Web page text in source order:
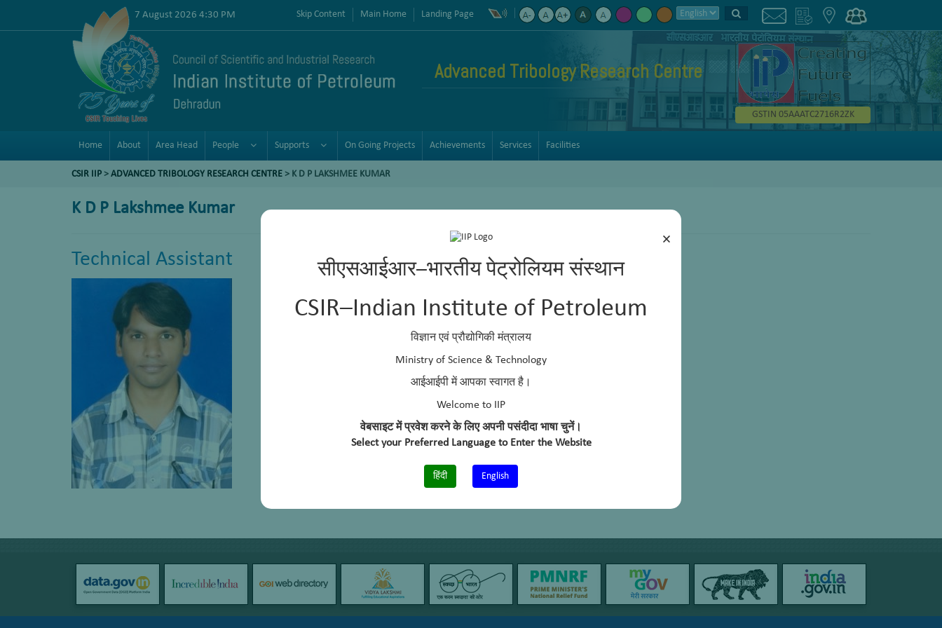
×
सीएसआईआर–भारतीय पेट्रोलियम संस्थान
CSIR–Indian Institute of Petroleum
विज्ञान एवं प्रौद्योगिकी मंत्रालय
Ministry of Science & Technology
आईआईपी में आपका स्वागत है।
Welcome to IIP
वेबसाइट में प्रवेश करने के लिए अपनी पसंदीदा भाषा चुनें।
Select your Preferred Language to Enter the Website
हिंदी English
7 August 2026 4:30 PM Skip Content Main Home Landing Page
Advanced Tribology Research Centre
GSTIN 05AAATC2716R2ZK
Home About Area Head People Supports On Going Projects Achievements Services Facilities
CSIR IIP > ADVANCED TRIBOLOGY RESEARCH CENTRE > K D P LAKSHMEE KUMAR
K D P Lakshmee Kumar
Technical Assistant